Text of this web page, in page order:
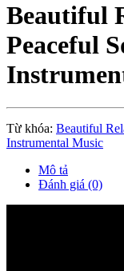
Beautiful
Peaceful
Từ khóa: Beautiful
Instrumental Music
Mô tả
Đánh giá (0)